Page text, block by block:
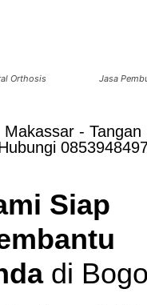
Orthosis Jasa
Siap
di